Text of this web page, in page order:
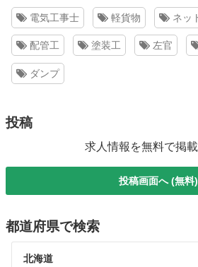
電気工事士 軽貨物 ネッ
配管工 塗装工 左官
ダンプ
投稿
求人情報を無料で掲
投稿画面へ (無料)
都道府県で検索
北海道